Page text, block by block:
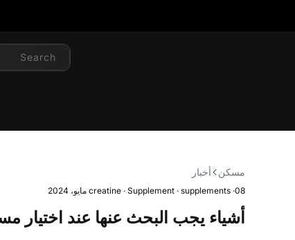
المحتوى
SEARCH
مسكن أخبار
creatine · Supplement · supplements ·08 مايو، 2024
أشياء يجب البحث عنها عند اختيار